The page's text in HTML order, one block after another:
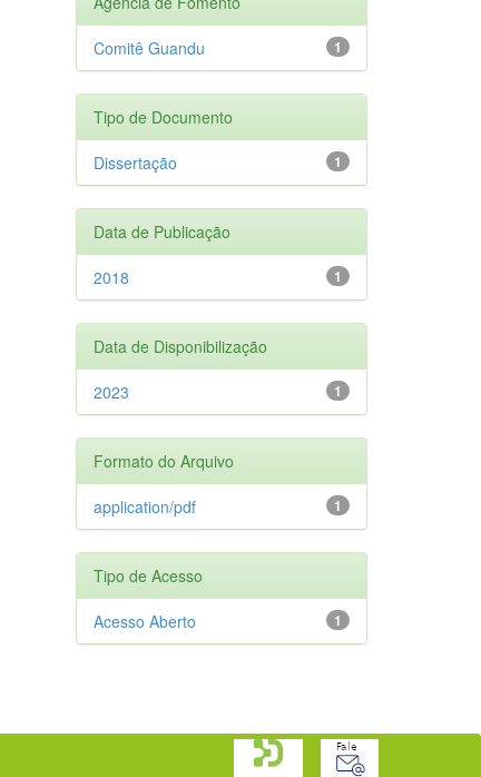
1
Comitê Guandu
Tipo de Documento
1
Dissertação
Data de Publicação
1
2018
Data de Disponibilização
1
2023
Formato do Arquivo
1
application/pdf
Tipo de Acesso
1
Acesso Aberto